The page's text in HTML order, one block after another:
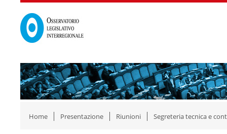
Home Presentazione Riunioni Segreteria tecnica e